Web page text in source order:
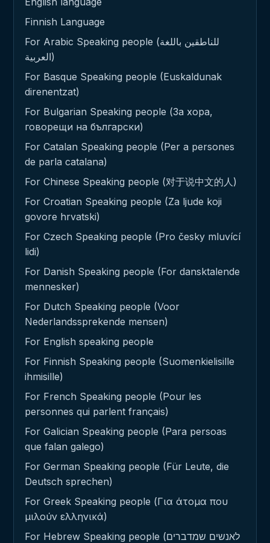
Finnish Language
For Arabic Speaking people (للناطقين باللغة
العربية)
For Basque Speaking people (Euskaldunak
direnentzat)
For Bulgarian Speaking people (За хора,
говорещи на български)
For Catalan Speaking people (Per a persones
de parla catalana)
For Chinese Speaking people (对于说中文的人)
For Croatian Speaking people (Za ljude koji
govore hrvatski)
For Czech Speaking people (Pro česky mluvící
lidi)
For Danish Speaking people (For dansktalende
mennesker)
For Dutch Speaking people (Voor
Nederlandssprekende mensen)
For English speaking people
For Finnish Speaking people (Suomenkielisille
ihmisille)
For French Speaking people (Pour les
personnes qui parlent français)
For Galician Speaking people (Para persoas
que falan galego)
For German Speaking people (Für Leute, die
Deutsch sprechen)
For Greek Speaking people (Για άτομα που
μιλούν ελληνικά)
For Hebrew Speaking people (לאנשים שמדברים